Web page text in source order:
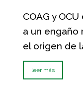
COAG y
a un engaño
el origen de
leer más